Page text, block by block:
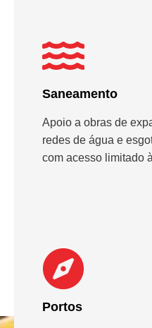
Saneamento
Apoio a obras de
redes de água e
com acesso limitado
Portos